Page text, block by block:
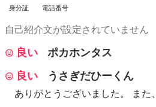
身分証 電話番号
自己紹介文が設定されていません
良い
ポカホンタス
良い
うさぎだひーくん
ありがとうございました。 また